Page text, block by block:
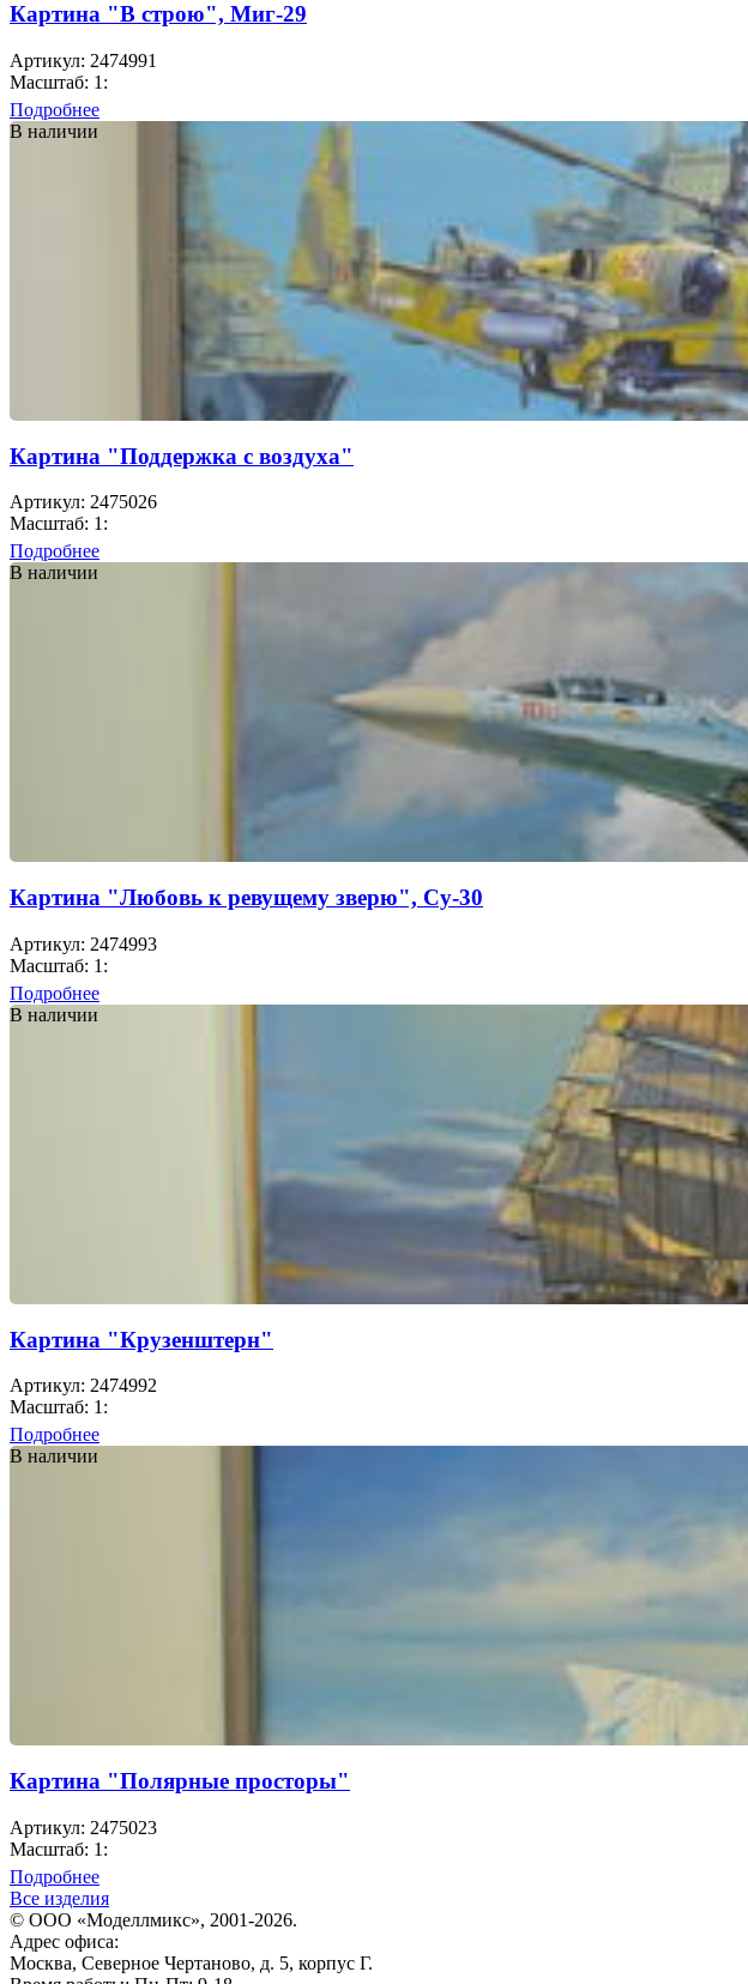
Картина "В строю", Миг-29
Артикул: 2474991
Масштаб: 1:
Подробнее
В наличии
Картина "Поддержка с воздуха"
Артикул: 2475026
Масштаб: 1:
Подробнее
В наличии
Картина "Любовь к ревущему зверю", Су-30
Артикул: 2474993
Масштаб: 1:
Подробнее
В наличии
Картина "Крузенштерн"
Артикул: 2474992
Масштаб: 1:
Подробнее
В наличии
Картина "Полярные просторы"
Артикул: 2475023
Масштаб: 1:
Подробнее
Все изделия
© ООО «Моделлмикс», 2001-2026.
Адрес офиса:
Москва, Северное Чертаново, д. 5, корпус Г.